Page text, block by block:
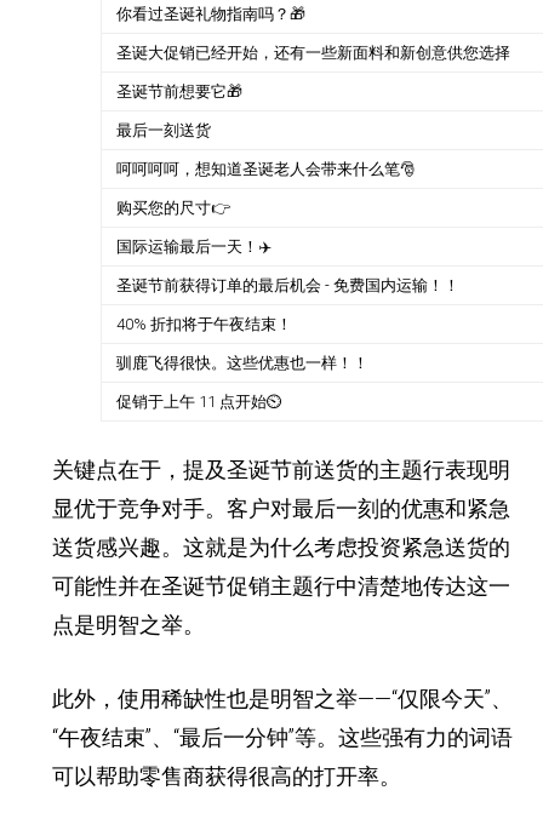
你看过圣诞礼物指南吗？🎁
圣诞大促销已经开始，还有一些新面料和新创意供您选择
圣诞节前想要它🎁
最后一刻送货
呵呵呵呵，想知道圣诞老人会带来什么笔🎅
购买您的尺寸👉
国际运输最后一天！✈️
圣诞节前获得订单的最后机会 - 免费国内运输！！
40% 折扣将于午夜结束！
驯鹿飞得很快。这些优惠也一样！！
促销于上午 11 点开始⏲️
关键点在于，提及圣诞节前送货的主题行表现明
显优于竞争对手。客户对最后一刻的优惠和紧急
送货感兴趣。这就是为什么考虑投资紧急送货的
可能性并在圣诞节促销主题行中清楚地传达这一
点是明智之举。
此外，使用稀缺性也是明智之举——“仅限今天”、
“午夜结束”、“最后一分钟”等。这些强有力的词语
可以帮助零售商获得很高的打开率。